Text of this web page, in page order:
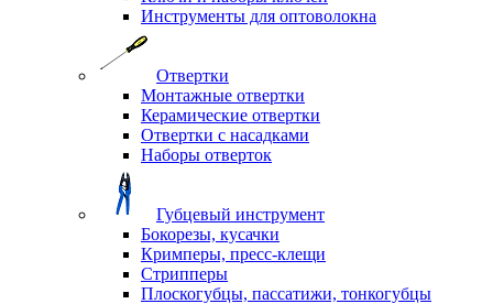
Инструменты для оптоволокна
Отвертки
Монтажные отвертки
Керамические отвертки
Отвертки с насадками
Наборы отверток
Губцевый инструмент
Бокорезы, кусачки
Кримперы, пресс-клещи
Стрипперы
Плоскогубцы, пассатижи, тонкогубцы